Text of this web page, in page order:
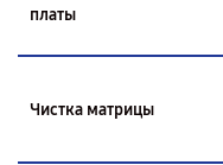
платы
Чистка матрицы